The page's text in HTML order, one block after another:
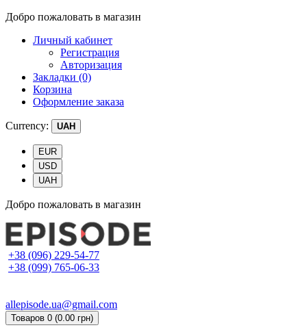
Добро пожаловать в магазин
Личный кабинет
Регистрация
Авторизация
Закладки (0)
Корзина
Оформление заказа
Currency: UAH
EUR
USD
UAH
Добро пожаловать в магазин
+38 (096) 229-54-77
+38 (099) 765-06-33
allepisode.ua@gmail.com
Товаров 0 (0.00 грн)